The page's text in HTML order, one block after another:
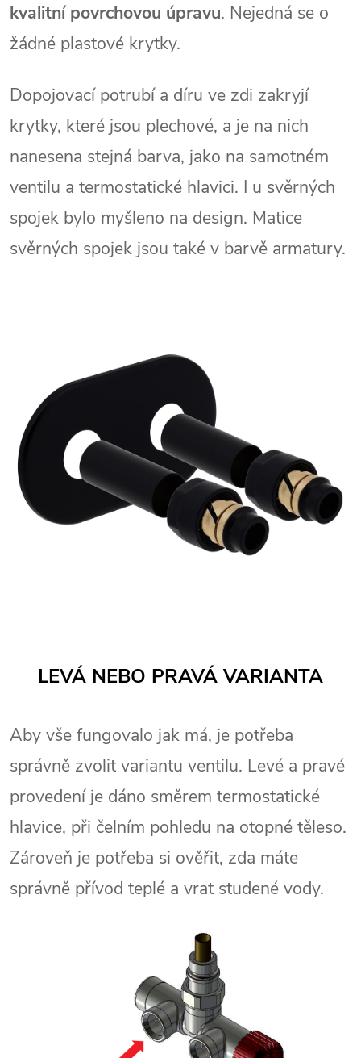
kvalitní povrchovou úpravu. Nejedná se o
žádné plastové krytky.
Dopojovací potrubí a díru ve zdi zakryjí
krytky, které jsou plechové, a je na nich
nanesena stejná barva, jako na samotném
ventilu a termostatické hlavici. I u svěrných
spojek bylo myšleno na design. Matice
svěrných spojek jsou také v barvě armatury.
LEVÁ NEBO PRAVÁ VARIANTA
Aby vše fungovalo jak má, je potřeba
správně zvolit variantu ventilu. Levé a pravé
provedení je dáno směrem termostatické
hlavice, při čelním pohledu na otopné těleso.
Zároveň je potřeba si ověřit, zda máte
správně přívod teplé a vrat studené vody.